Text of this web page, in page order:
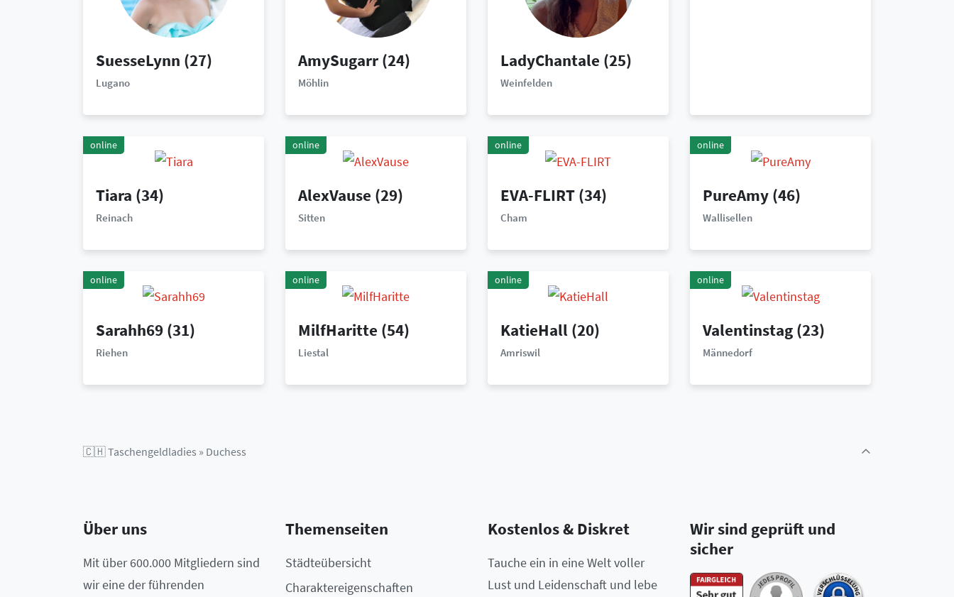
SuesseLynn (27)
Lugano
AmySugarr (24)
Möhlin
LadyChantale (25)
Weinfelden
online
Tiara (34)
Reinach
online
AlexVause (29)
Sitten
online
EVA-FLIRT (34)
Cham
online
PureAmy (46)
Wallisellen
online
Sarahh69 (31)
Riehen
online
MilfHaritte (54)
Liestal
online
KatieHall (20)
Amriswil
online
Valentinstag (23)
Männedorf
🇨🇭Taschengeldladies » Duchess
Über uns
Mit über 600.000 Mitgliedern sind
wir eine der führenden
Themenseiten
Städteübersicht
Charaktereigenschaften
Kostenlos & Diskret
Tauche ein in eine Welt voller
Lust und Leidenschaft und lebe
Wir sind geprüft und
sicher